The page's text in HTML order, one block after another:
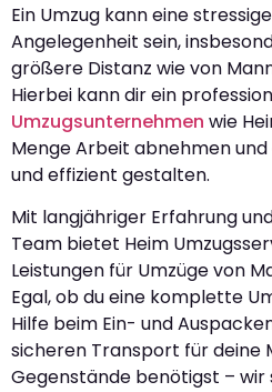
Ein Umzug kann eine
Angelegenheit sein,
größere Distanz wie von
Hierbei kann dir ein
Umzugsunternehmen wie
Menge Arbeit abnehmen
und effizient gestalten.
Mit langjähriger Erfahrung
Team bietet Heim
Leistungen für Umzüge von
Egal, ob du eine komplette
Hilfe beim Ein- und
sicheren Transport für deine
Gegenstände benötigst – wir